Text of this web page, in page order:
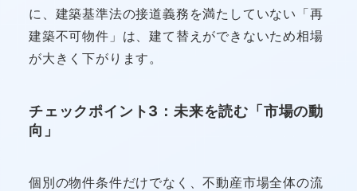
に、建築基準法の接道義務を満たしていない「再
建築不可物件」は、建て替えができないため相場
が大きく下がります。
チェックポイント3：未来を読む「市場の動
向」
個別の物件条件だけでなく、不動産市場全体の流